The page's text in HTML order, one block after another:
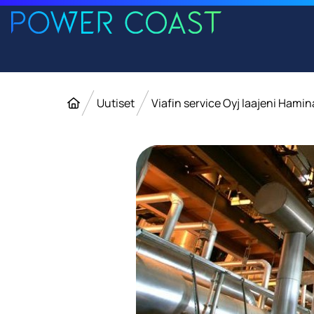
Siirry sisältöön
Siirry etusivulle
Etusivu
Uutiset Viafin service Oyj laajeni